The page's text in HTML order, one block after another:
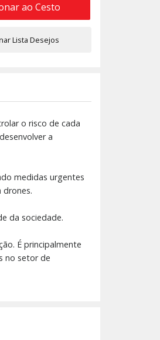
ao Cesto
Lista Desejos
o risco de cada
a
medidas urgentes
da sociedade.
É principalmente
no setor de